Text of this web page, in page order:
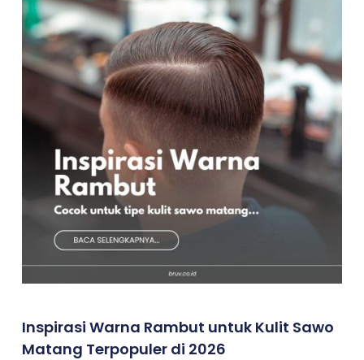
Inspirasi Warna Rambut untuk Kulit Sawo
Matang Terpopuler di 2026